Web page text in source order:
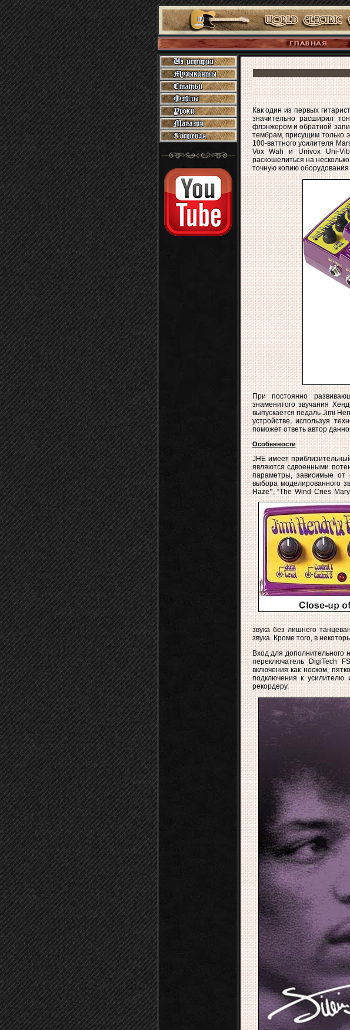
Как один из первых
значительно расширил
флэнжером и обратной
тембрам, присущим только
100-ваттного усилителя
Vox Wah и Univox Uni-
раскошелиться на
точную копию
При постоянно
знаменитого звучания
выпускается педаль Jimi
устройстве, используя
поможет ответь автор
Особенности
JHE имеет
являются сдвоенными
параметры, зависимые от
выбора моделированного
Haze”, “The Wind Cries
звука без лишнего
звука. Кроме того, в
Вход для дополнительного
переключатель DigiTech
включения как носком,
подключения к
рекордеру.